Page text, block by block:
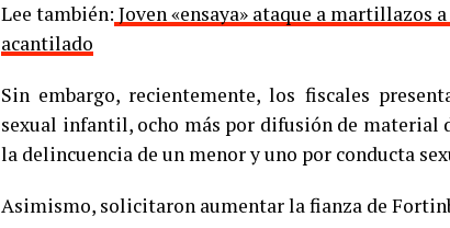
Lee también: Joven «ensaya» ataque a martillazos
acantilado
Sin embargo, recientemente, los fiscales
sexual infantil, ocho más por difusión de material
la delincuencia de un menor y uno por conducta
Asimismo, solicitaron aumentar la fianza de